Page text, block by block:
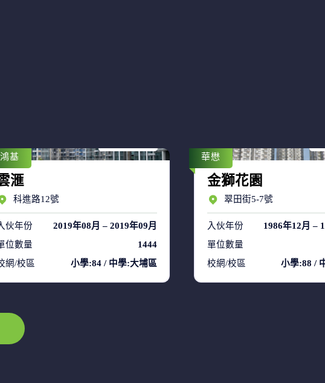
基
滙
科進路12號
伙年份
2019年08月 – 2019年09月
位數量
1444
網/校區
小學:84 / 中學:大埔區
華懋
金獅花園
翠田街5-7號
入伙年份
1986年12月 –
單位數量
校網/校區
小學:88 /